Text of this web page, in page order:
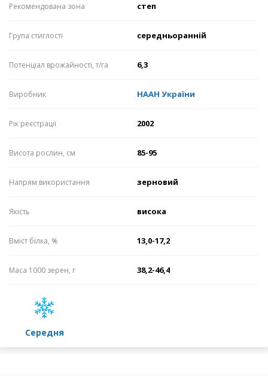
Рекомендована зона степ
Група стиглості середньоранній
Потенціал врожайності, т/га 6,3
Виробник НААН України
Рік реєстрації 2002
Висота рослин, см 85-95
Напрям використання зерновий
Якість висока
Вміст білка, % 13,0-17,2
Маса 1000 зерен, г 38,2-46,4
середня